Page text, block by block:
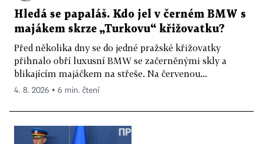
Hledá se papaláš. Kdo jel v černém BMW s
majákem skrze „Turkovu“ křižovatku?
Před několika dny se do jedné pražské křižovatky
přihnalo obří luxusní BMW se začerněnými skly a
blikajícím majáčkem na střeše. Na červenou...
4. 8. 2026 ▪ 6 min. čtení